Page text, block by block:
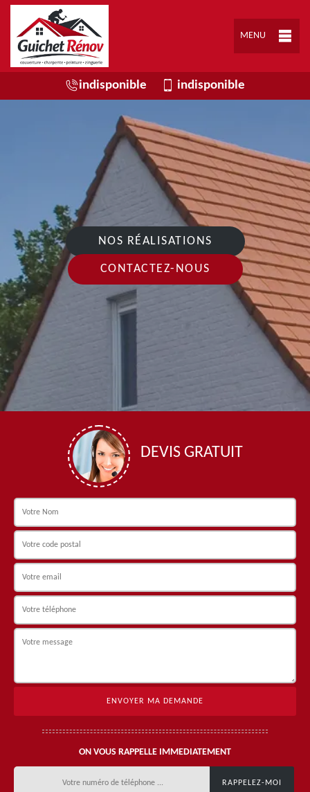
MENU
indisponible indisponible
NOS RÉALISATIONS
CONTACTEZ-NOUS
DEVIS GRATUIT
ON VOUS RAPPELLE IMMEDIATEMENT